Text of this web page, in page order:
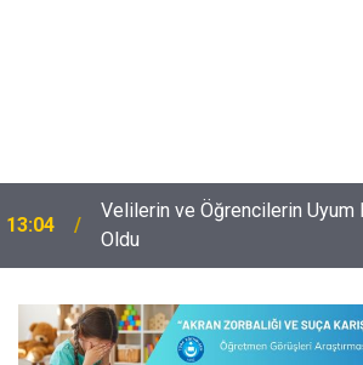
13:04
Velilerin ve Öğrencilerin Uyum
Oldu